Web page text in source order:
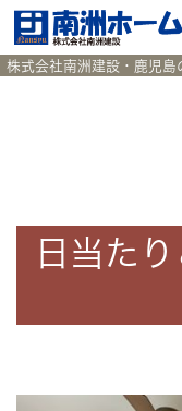
HOME ホーム
株式会社南洲建設・鹿児
日当た